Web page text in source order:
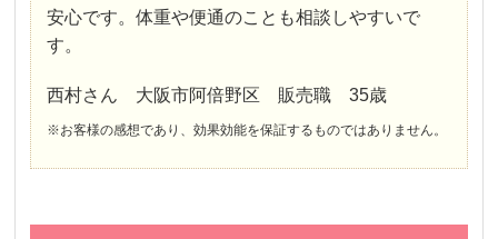
安心です。体重や便通のことも相談しやすいで
す。
西村さん 大阪市阿倍野区 販売職 35歳
※お客様の感想であり、効果効能を保証するものではありません。